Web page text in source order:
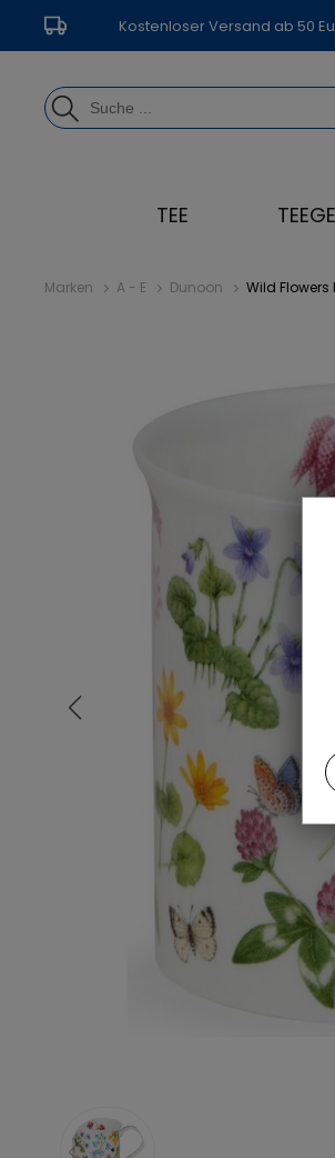
Kostenloser Versand ab 50
TEE
Marken A - E Dunoon Wild